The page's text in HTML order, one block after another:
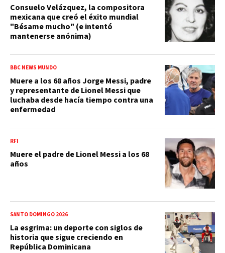
Consuelo Velázquez, la compositora
mexicana que creó el éxito mundial
"Bésame mucho" (e intentó
mantenerse anónima)
BBC NEWS MUNDO
Muere a los 68 años Jorge Messi, padre
y representante de Lionel Messi que
luchaba desde hacía tiempo contra una
enfermedad
RFI
Muere el padre de Lionel Messi a los 68
años
SANTO DOMINGO 2026
La esgrima: un deporte con siglos de
historia que sigue creciendo en
República Dominicana